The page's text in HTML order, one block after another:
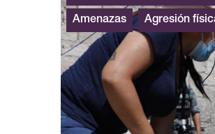
Amenazas Agresión